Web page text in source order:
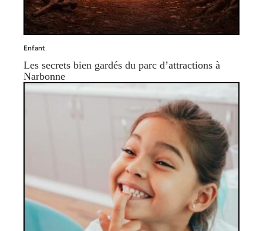
Enfant
Les secrets bien gardés du parc d’attractions à
Narbonne